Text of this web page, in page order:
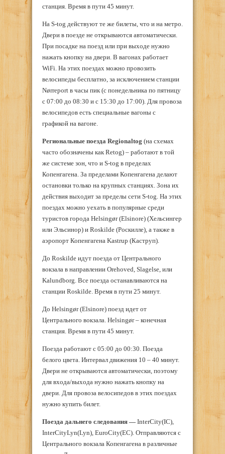
станция. Время в пути 45 минут.
На S-tog действуют те же билеты, что и на метро.
Двери в поезде не открываются автоматически.
При посадке на поезд или при выходе нужно
нажать кнопку на двери. В вагонах работает
WiFi. На этих поездах можно провозить
велосипеды бесплатно, за исключением станции
Nørrepоrt в часы пик (с понедельника по пятницу
с 07:00 до 08:30 и с 15:30 до 17:00). Для провоза
велосипедов есть специальные вагоны с
графикой на вагоне.
Региональные поезда Regionaltog (на схемах
часто обозначены как Retog) – работают в той
же системе зон, что и S-tog в пределах
Копенгагена. За пределами Копенгагена делают
остановки только на крупных станциях. Зона их
действия выходит за пределы сети S-tog. На этих
поездах можно уехать в популярные среди
туристов города Helsingør (Elsinore) (Хельсингер
или Эльсинор) и Roskilde (Роскилле), а также в
аэропорт Копенгагена Kastrup (Каструп).
До Roskilde идут поезда от Центрального
вокзала в направлении Orehoved, Slagelse, или
Kalundborg. Все поезда останавливаются на
станции Roskilde. Время в пути 25 минут.
До Helsingør (Elsinore) поезд идет от
Центрального вокзала. Helsingør – конечная
станция. Время в пути 45 минут.
Поезда работают с 05:00 до 00:30. Поезда
белого цвета. Интервал движения 10 – 40 минут.
Двери не открываются автоматически, поэтому
для входа/выхода нужно нажать кнопку на
двери. Для провоза велосипедов в этих поездах
нужно купить билет.
Поезда дальнего следования — InterCity(IC),
InterCityLyn(Lyn), EuroCity(EC). Отправляются с
Центрального вокзала Копенгагена в различные